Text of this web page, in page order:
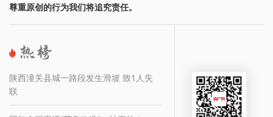
尊重原创的行为我们将追究责任。
陕西潼关县城一路段发生滑坡 致1人失
联